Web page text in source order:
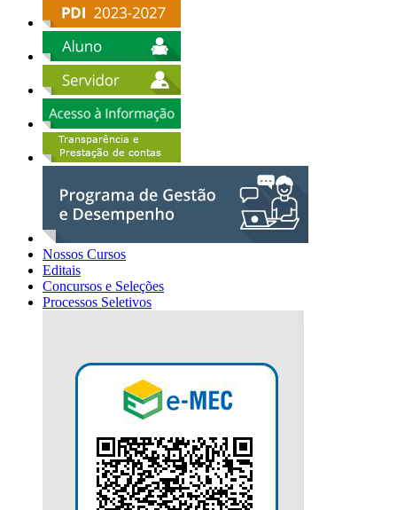
Nossos Cursos
Editais
Concursos e Seleções
Processos Seletivos